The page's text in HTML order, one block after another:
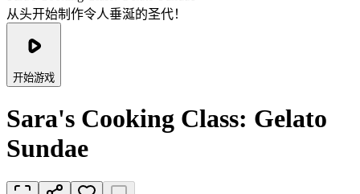
从头开始制作令人垂涎的圣代！
开始游戏
Sara's Cooking Class: Gelato
Sundae